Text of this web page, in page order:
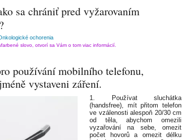
sa chrániť pred vyžarovaním
ochorenia
slovo, otvorí sa Vám o tom viac informácií.
používání mobilního telefonu,
vystaveni záření.
1. Používat sluchátka
(handsfree), mít přitom telefon
ve vzálenosti alespoň 20/30 cm
od těla, abychom omezili
vyzařování na sebe, omezit
počet hovorů a omezit délku